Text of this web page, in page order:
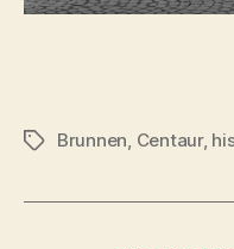
Schlagwörter
Brunnen, Centaur,